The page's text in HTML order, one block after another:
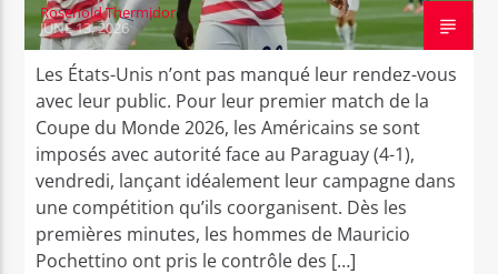
Rosenold Thermidor
JUNE 13, 2026
Les États-Unis n’ont pas manqué leur rendez-vous
avec leur public. Pour leur premier match de la
Coupe du Monde 2026, les Américains se sont
imposés avec autorité face au Paraguay (4-1),
vendredi, lançant idéalement leur campagne dans
une compétition qu’ils coorganisent. Dès les
premières minutes, les hommes de Mauricio
Pochettino ont pris le contrôle des […]